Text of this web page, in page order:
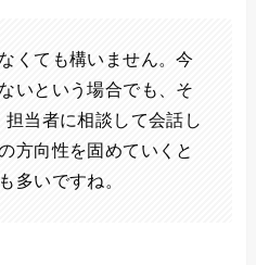
くても構いません。今
いという場合でも、そ
当者に相談して会話し
方向性を固めていくと
多いですね。